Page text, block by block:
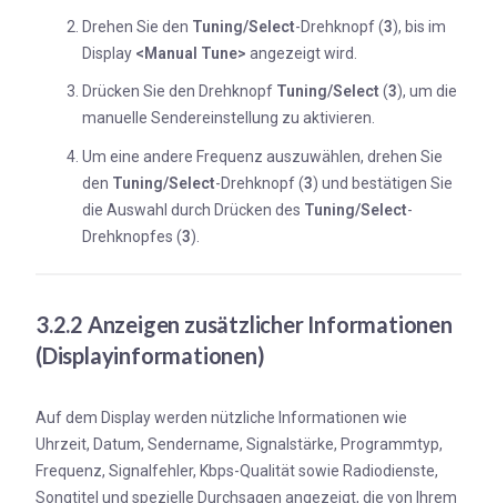
Drehen Sie den Tuning/Select-Drehknopf (3), bis im
Display <Manual Tune> angezeigt wird.
Drücken Sie den Drehknopf Tuning/Select (3), um die
manuelle Sendereinstellung zu aktivieren.
Um eine andere Frequenz auszuwählen, drehen Sie
den Tuning/Select-Drehknopf (3) und bestätigen Sie
die Auswahl durch Drücken des Tuning/Select-
Drehknopfes (3).
3.2.2 Anzeigen zusätzlicher Informationen
(Displayinformationen)
Auf dem Display werden nützliche Informationen wie
Uhrzeit, Datum, Sendername, Signalstärke, Programmtyp,
Frequenz, Signalfehler, Kbps-Qualität sowie Radiodienste,
Songtitel und spezielle Durchsagen angezeigt, die von Ihrem